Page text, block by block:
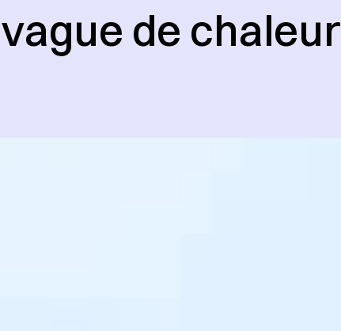
de chaleur